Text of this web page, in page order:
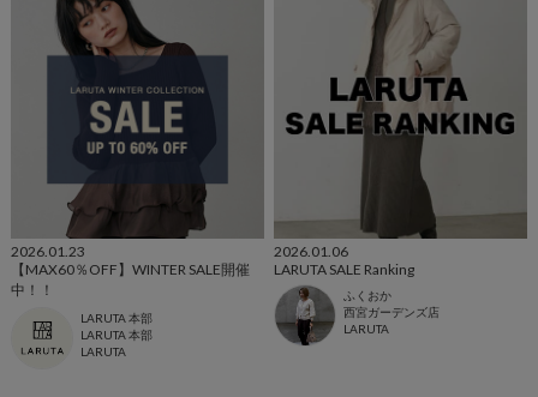
2026.01.23
【MAX60％OFF】WINTER SALE開催
中！！
LARUTA 本部
LARUTA 本部
LARUTA
2026.01.06
LARUTA SALE Ranking
ふくおか
西宮ガーデンズ店
LARUTA